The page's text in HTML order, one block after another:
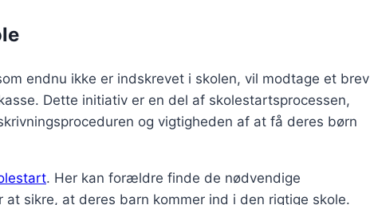
endnu ikke er indskrevet i skolen, vil modtage et brev
Dette initiativ er en del af skolestartsprocessen,
og vigtigheden af at få deres børn
. Her kan forældre finde de nødvendige
sikre, at deres barn kommer ind i den rigtige skole.